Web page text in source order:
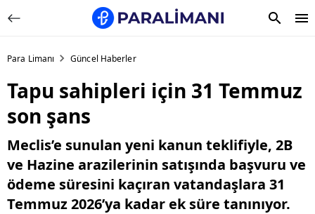
Para Limanı Güncel Haberler
Tapu sahipleri için 31 Temmuz
son şans
Meclis’e sunulan yeni kanun teklifiyle, 2B
ve Hazine arazilerinin satışında başvuru ve
ödeme süresini kaçıran vatandaşlara 31
Temmuz 2026’ya kadar ek süre tanınıyor.